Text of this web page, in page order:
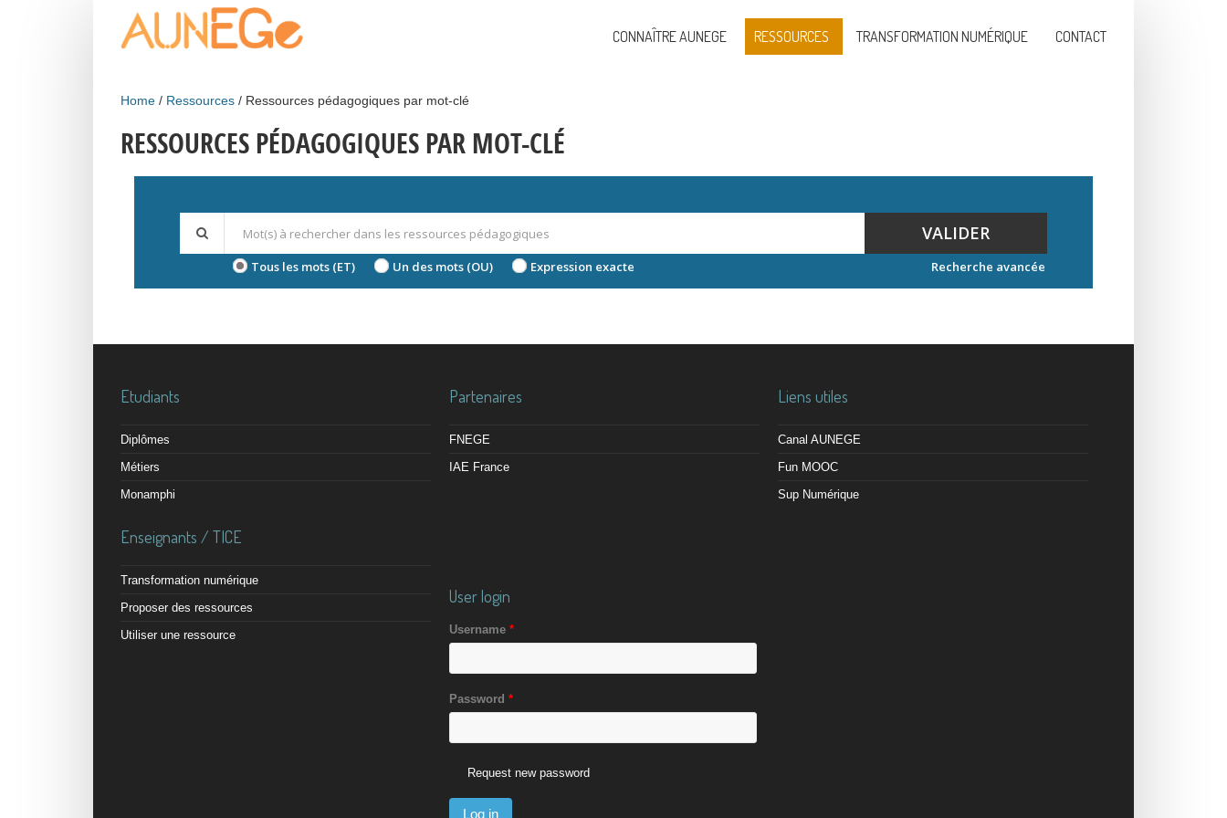
CONNAÎTRE AUNEGE RESSOURCES TRANSFORMATION NUMÉRIQUE CONTACT
Home Ressources Ressources pédagogiques par mot-clé
RESSOURCES PÉDAGOGIQUES PAR MOT-CLÉ
VALIDER
Tous les mots (ET) Un des mots (OU) Expression exacte Recherche avancée
Etudiants
Diplômes
Métiers
Monamphi
Enseignants / TICE
Transformation numérique
Proposer des ressources
Utiliser une ressource
Partenaires
FNEGE
IAE France
Liens utiles
Canal AUNEGE
Fun MOOC
Sup Numérique
User login
Username *
Password *
Request new password